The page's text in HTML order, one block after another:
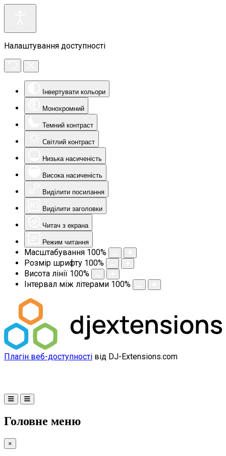
Налаштування доступності
Інвертувати кольори
Монохромний
Темний контраст
Світлий контраст
Низька насиченість
Висока насиченість
Виділити посилання
Виділити заголовки
Читач з екрана
Режим читання
Масштабування 100%
Розмір шрифту 100%
Висота лінії 100%
Інтервал між літерами 100%
Плагін веб-доступності від DJ-Extensions.com
Головне меню
×